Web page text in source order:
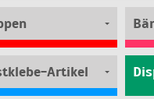
Artikel